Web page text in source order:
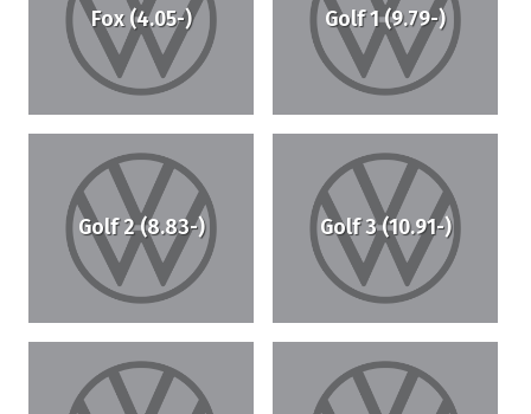
Fox (4.05-) Golf 1 (9.79-)
Golf 2 (8.83-) Golf 3 (10.91-)